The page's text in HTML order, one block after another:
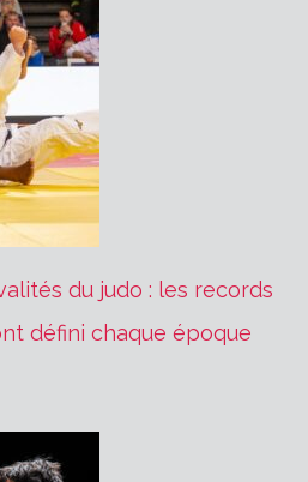
du judo : les records
défini chaque époque